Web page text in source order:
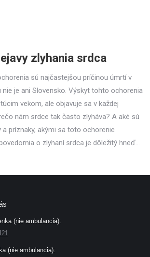
zlyhania srdca
sú najčastejšou príčinou úmrtí v
nie je ani Slovensko. Výskyt tohto ochorenia
vekom, ale objavuje sa v každej
nám srdce tak často zlyháva? A aké sú
a príznaky, akými sa toto ochorenie
o zlyhaní srdca je dôležitý hneď…
(nie ambulancia):
(nie ambulancia):